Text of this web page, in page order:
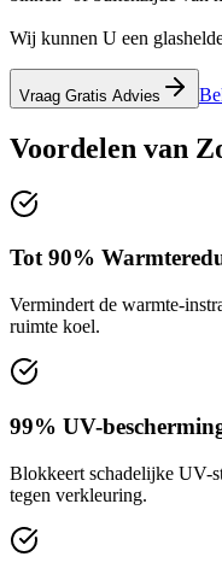
Wij kunnen U een
Vraag Gratis Advies
Voordelen van
Tot 90%
Vermindert de warmte-
ruimte koel.
99% UV-
Blokkeert schadelijke UV-
tegen verkleuring.